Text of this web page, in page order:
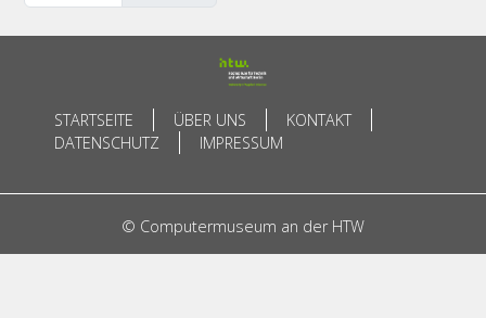
STARTSEITE ÜBER UNS
KONTAKT
DATENSCHUTZ
IMPRESSUM
© Computermuseum an der HTW